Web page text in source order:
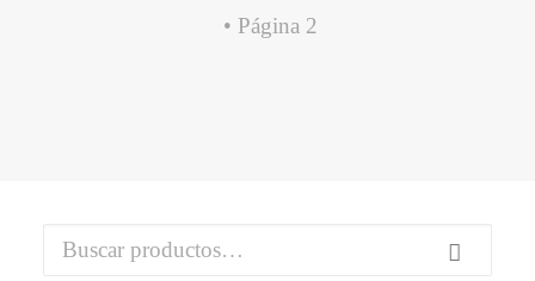
Página 2
Buscar